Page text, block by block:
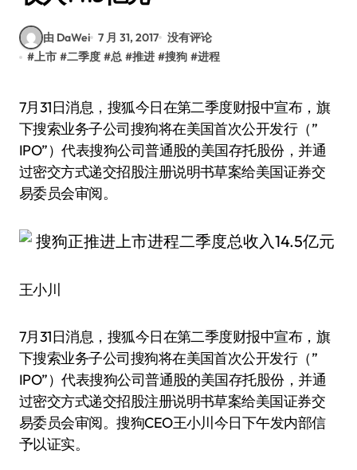
由 DaWei 7 月 31, 2017 没有评论
#上市 #二季度 #总 #推进 #搜狗 #进程
7月31日消息，搜狐今日在第二季度财报中宣布，旗
下搜索业务子公司搜狗将在美国首次公开发行（”
IPO”）代表搜狗公司普通股的美国存托股份，并通
过密交方式递交招股注册说明书草案给美国证券交
易委员会审阅。
王小川
7月31日消息，搜狐今日在第二季度财报中宣布，旗
下搜索业务子公司搜狗将在美国首次公开发行（”
IPO”）代表搜狗公司普通股的美国存托股份，并通
过密交方式递交招股注册说明书草案给美国证券交
易委员会审阅。搜狗CEO王小川今日下午发内部信
予以证实。